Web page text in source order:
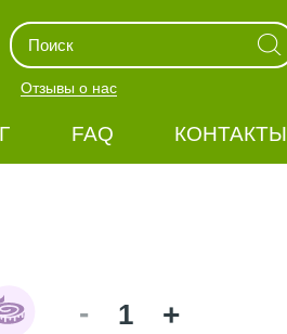
Отзывы о нас
FAQ КОНТАКТЫ
- +